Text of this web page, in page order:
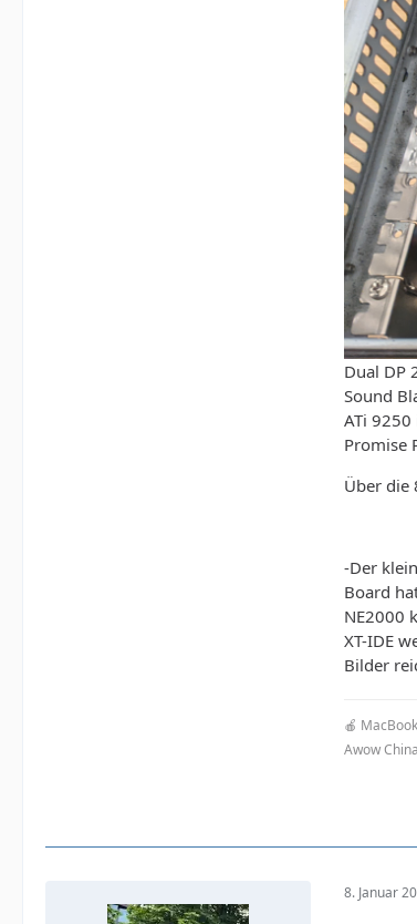
Dual DP
Sound
ATi
Promise
Über die
-Der
Board
NE2000
XT-IDE
Bilder
🍎
Awow
8. Januar